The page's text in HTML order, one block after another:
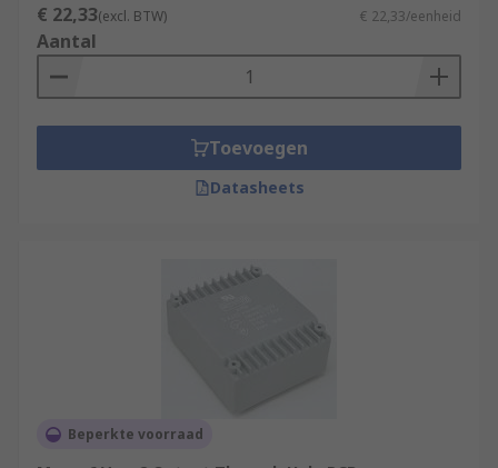
€ 22,33(excl. BTW) € 22,33/eenheid
Aantal
Toevoegen
Datasheets
Beperkte voorraad